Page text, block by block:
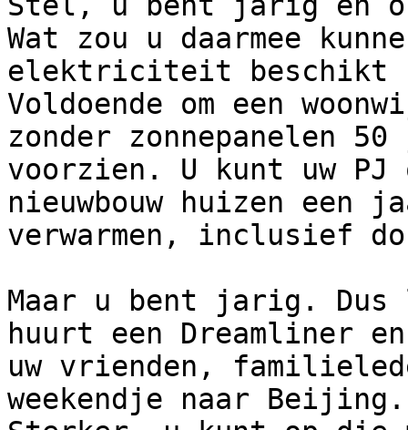
Wat zou u daarmee
elektriciteit beschikt u
Voldoende om een
zonder zonnepanelen
voorzien. U kunt uw PJ
nieuwbouw huizen een
verwarmen, inclusief
Maar u bent jarig. Dus
huurt een Dreamliner
uw vrienden,
weekendje naar